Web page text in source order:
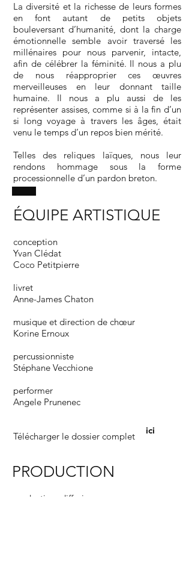
La diversité et la richesse de leurs formes
en font autant de petits objets
bouleversant d’humanité, dont la charge
émotionnelle semble avoir traversé les
millénaires pour nous parvenir, intacte,
afin de célébrer la féminité. Il nous a plu
de nous réapproprier ces œuvres
merveilleuses en leur donnant taille
humaine. Il nous a plu aussi de les
représenter assises, comme si à la fin d’un
si long voyage à travers les âges, était
venu le temps d’un repos bien mérité.
Telles des reliques laïques, nous leur
rendons hommage sous la forme
processionnelle d’un pardon breton.
ÉQUIPE ARTISTIQUE
conception
Yvan Clédat
Coco Petitpierre
livret
Anne-James Chaton
musique et direction de chœur
Korine Ernoux
percussionniste
Stéphane Vecchione
performer
Angele Prunenec
Télécharger le dossier complet
ici
PRODUCTION
production, diffusion